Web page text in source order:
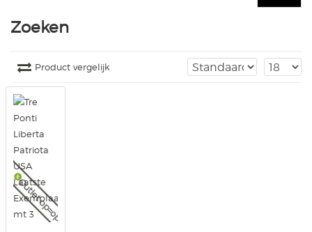
Zoeken
Product vergelijk
Outlet op=op